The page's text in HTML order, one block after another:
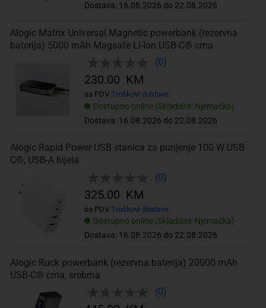
Dostava: 16.08.2026 do 22.08.2026
Alogic Matrix Universal Magnetic powerbank (rezervna
baterija) 5000 mAh Magsafe Li-Ion USB-C® crna
(0)
Dostupno online (Skladište: Njemačka)
Dostava: 16.08.2026 do 22.08.2026
230.00 KM
sa PDV Troškovi dostave
Alogic Rapid Power USB stanica za punjenje 100 W USB-
C®, USB-A bijela
(0)
Dostupno online (Skladište: Njemačka)
Dostava: 16.08.2026 do 22.08.2026
325.00 KM
sa PDV Troškovi dostave
Alogic Ruck powerbank (rezervna baterija) 20000 mAh
USB-C® crna, srebrna
(0)